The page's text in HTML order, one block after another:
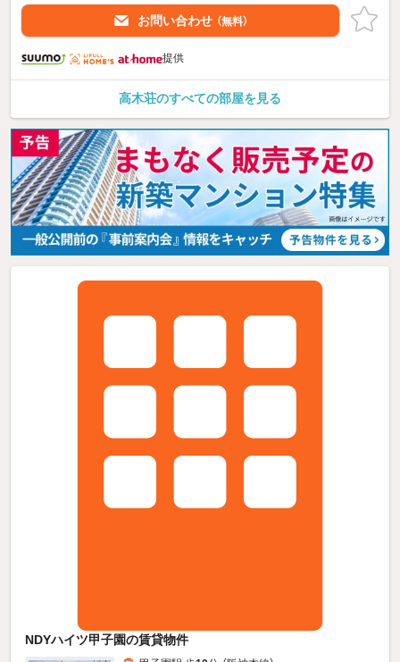
お問い合わせ （無料）
提供
高木荘のすべての部屋を見る
NDYハイツ甲子園の賃貸物件